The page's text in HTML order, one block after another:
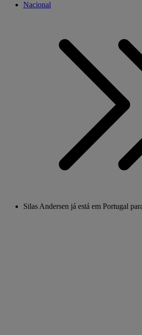
Nacional
Silas Andersen já está em Portugal